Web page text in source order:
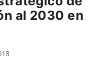
al 2030 en